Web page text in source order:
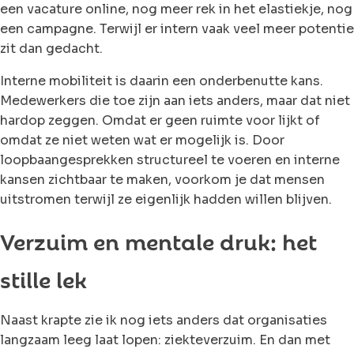
een vacature online, nog meer rek in het elastiekje, nog
een campagne. Terwijl er intern vaak veel meer potentie
zit dan gedacht.
Interne mobiliteit is daarin een onderbenutte kans.
Medewerkers die toe zijn aan iets anders, maar dat niet
hardop zeggen. Omdat er geen ruimte voor lijkt of
omdat ze niet weten wat er mogelijk is. Door
loopbaangesprekken structureel te voeren en interne
kansen zichtbaar te maken, voorkom je dat mensen
uitstromen terwijl ze eigenlijk hadden willen blijven.
Verzuim en mentale druk: het
stille lek
Naast krapte zie ik nog iets anders dat organisaties
langzaam leeg laat lopen: ziekteverzuim. En dan met